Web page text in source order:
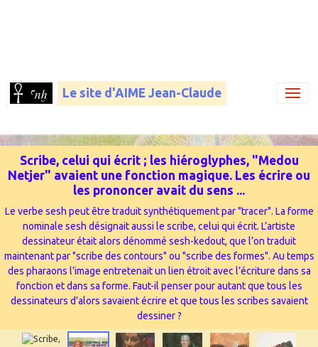
Le site d'AIME Jean-Claude
Scribe, celui qui écrit ; les hiéroglyphes, "Medou
Netjer" avaient une fonction magique. Les écrire ou
les prononcer avait du sens ...
Le verbe sesh peut être traduit synthétiquement par "tracer". La forme
nominale sesh désignait aussi le scribe, celui qui écrit. L’artiste
dessinateur était alors dénommé sesh-kedout, que l’on traduit
maintenant par "scribe des contours" ou "scribe des formes". Au temps
des pharaons l’image entretenait un lien étroit avec l’écriture dans sa
fonction et dans sa forme. Faut-il penser pour autant que tous les
dessinateurs d’alors savaient écrire et que tous les scribes savaient
dessiner ?